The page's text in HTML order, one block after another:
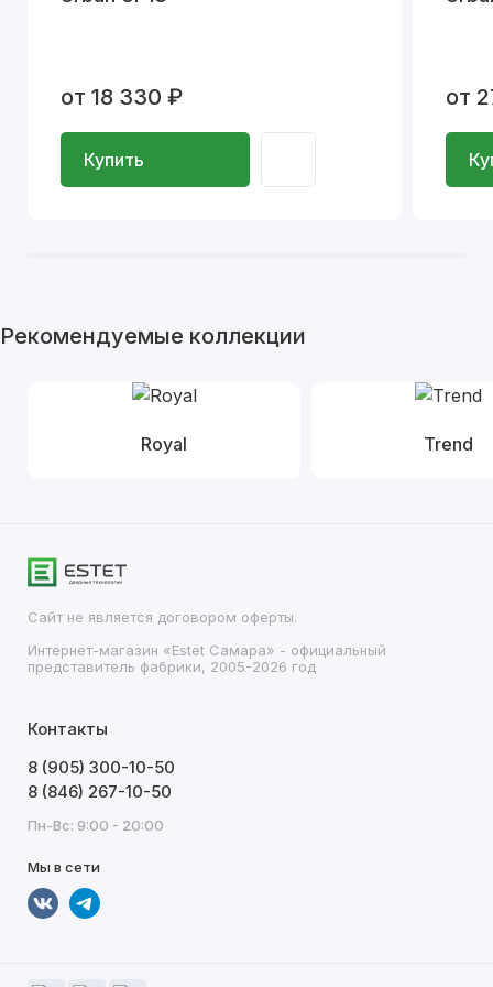
от 18 330 ₽
Купить
от
Рекомендуемые коллекции
Royal Trend
Сайт не является договором оферты.
Интернет-магазин «Estet Самара» - официальный
представитель фабрики, 2005-2026 год
Контакты
8 (905) 300-10-50
8 (846) 267-10-50
Пн-Вс: 9:00 - 20:00
Мы в сети